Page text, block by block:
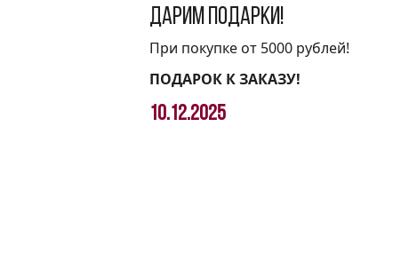
Дарим подарки!
При покупке от 5000 рублей!
ПОДАРОК К ЗАКАЗУ!
10.12.2025